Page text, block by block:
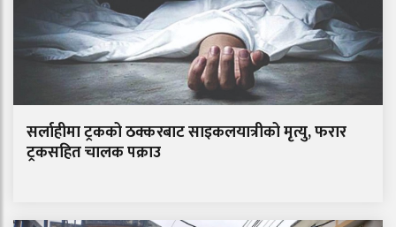
सर्लाहीमा ट्रकको ठक्करबाट साइकलयात्रीको मृत्यु, फरार
ट्रकसहित चालक पक्राउ